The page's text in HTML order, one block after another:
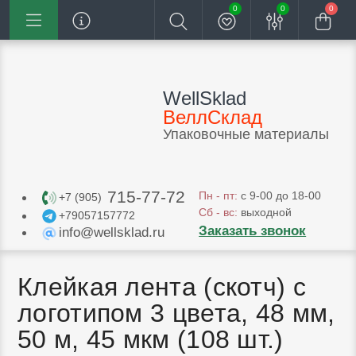
0 0 0
WellSklad
ВеллСклад
Упаковочные материалы
+7 (905) 715-77-72
+79057157772
info@wellsklad.ru
Пн - пт: с 9-00 до 18-00
Сб - вс: выходной
Заказать звонок
Клейкая лента (скотч) с
логотипом 3 цвета, 48 мм,
50 м, 45 мкм (108 шт.)